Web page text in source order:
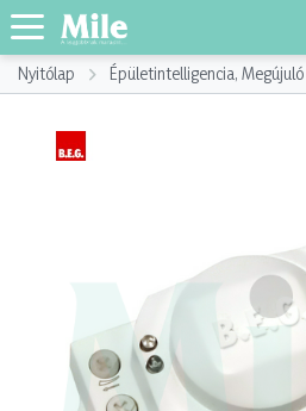
Nyitólap Épületintelligencia,